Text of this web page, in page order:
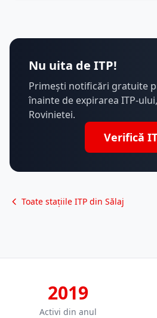
Nu uita de ITP!
Primești notificări gratuite
înainte de expirarea ITP-
Rovinietei.
Verifică
Toate stațiile ITP din Sălaj
2019
Activi din anul